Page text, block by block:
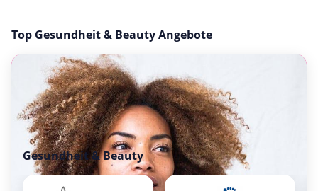
Top Gesundheit & Beauty Angebote
Gesundheit & Beauty